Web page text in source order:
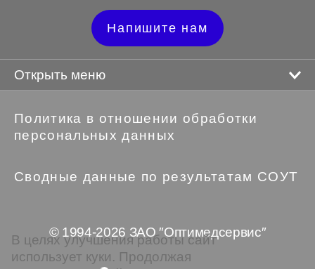
Напишите нам
Открыть меню
Политика в отношении обработки
персональных данных
Сводные данные по результатам СОУТ
© 1994-2026 ЗАО ″Оптимедсервис″
В целях улучшения работы сайт
использует куки. Продолжая